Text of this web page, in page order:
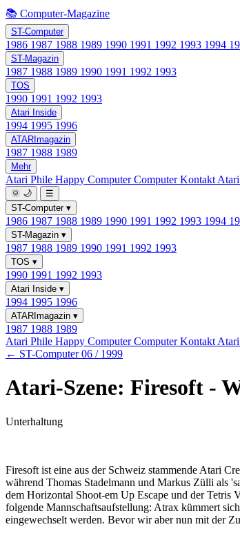
📚 Computer-Magazine
ST-Computer
1986 1987 1988 1989 1990 1991 1992 1993 1994
ST-Magazin
1987 1988 1989 1990 1991 1992 1993
TOS
1990 1991 1992 1993
Atari Inside
1994 1995 1996
ATARImagazin
1987 1988 1989
Mehr
Atari Phile Happy ComputerComputer Kontakt
🌞 🌙
☰
ST-Computer ▾
1986 1987 1988 1989 1990 1991 1992 1993 1994
ST-Magazin ▾
1987 1988 1989 1990 1991 1992 1993
TOS ▾
1990 1991 1992 1993
Atari Inside ▾
1994 1995 1996
ATARImagazin ▾
1987 1988 1989
Atari Phile Happy ComputerComputer Kontakt
← ST-Computer 06 / 1999
Atari-Szene: Firesoft -
Unterhaltung
Firesoft ist eine aus der Schweiz stammende Atari
während Thomas Stadelmann und Markus Zülli als
dem Horizontal Shoot-em Up Escape und der Tetris
folgende Mannschaftsaufstellung: Atrax kümmert
eingewechselt werden. Bevor wir aber nun mit der